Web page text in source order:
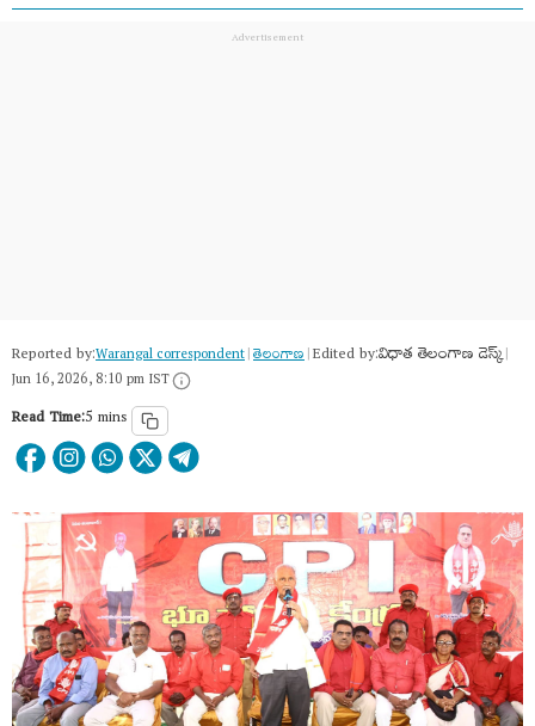
Reported by:Warangal correspondent|తెలంగాణ‌|Edited by:విధాత తెలంగాణ డెస్క్|
Jun 16, 2026, 8:10 pm IST
Read Time:5 mins